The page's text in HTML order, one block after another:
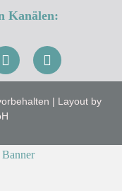
Kanälen:
| Layout by